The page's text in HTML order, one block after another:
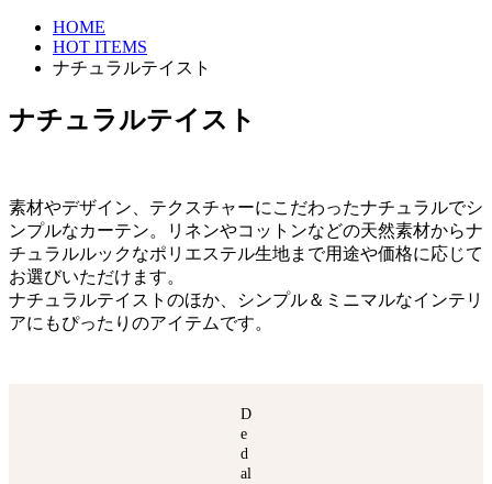
HOME
HOT ITEMS
ナチュラルテイスト
ナチュラルテイスト
素材やデザイン、テクスチャーにこだわったナチュラルでシ
ンプルなカーテン。リネンやコットンなどの天然素材からナ
チュラルルックなポリエステル生地まで用途や価格に応じて
お選びいただけます。
ナチュラルテイストのほか、シンプル＆ミニマルなインテリ
アにもぴったりのアイテムです。
D
e
d
al